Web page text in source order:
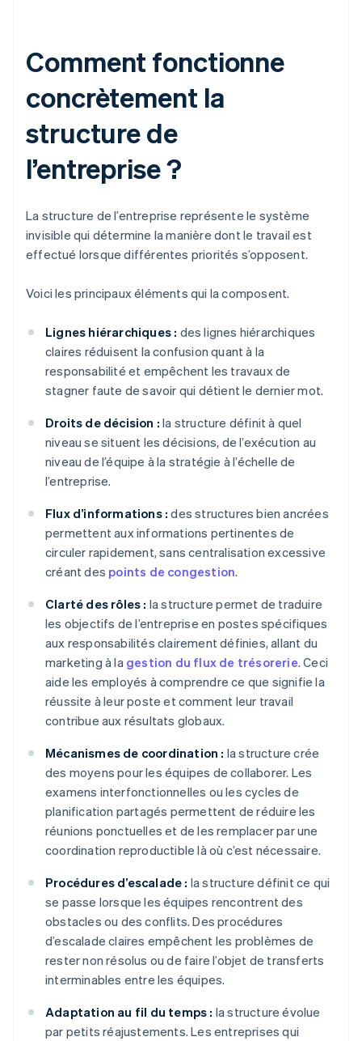
Comment fonctionne
concrètement la
structure de
l’entreprise ?
La structure de l’entreprise représente le système
invisible qui détermine la manière dont le travail est
effectué lorsque différentes priorités s’opposent.
Voici les principaux éléments qui la composent.
Lignes hiérarchiques : des lignes hiérarchiques
claires réduisent la confusion quant à la
responsabilité et empêchent les travaux de
stagner faute de savoir qui détient le dernier mot.
Droits de décision : la structure définit à quel
niveau se situent les décisions, de l’exécution au
niveau de l’équipe à la stratégie à l’échelle de
l’entreprise.
Flux d’informations : des structures bien ancrées
permettent aux informations pertinentes de
circuler rapidement, sans centralisation excessive
créant des points de congestion.
Clarté des rôles : la structure permet de traduire
les objectifs de l’entreprise en postes spécifiques
aux responsabilités clairement définies, allant du
marketing à la gestion du flux de trésorerie. Ceci
aide les employés à comprendre ce que signifie la
réussite à leur poste et comment leur travail
contribue aux résultats globaux.
Mécanismes de coordination : la structure crée
des moyens pour les équipes de collaborer. Les
examens interfonctionnelles ou les cycles de
planification partagés permettent de réduire les
réunions ponctuelles et de les remplacer par une
coordination reproductible là où c’est nécessaire.
Procédures d’escalade : la structure définit ce qui
se passe lorsque les équipes rencontrent des
obstacles ou des conflits. Des procédures
d’escalade claires empêchent les problèmes de
rester non résolus ou de faire l’objet de transferts
interminables entre les équipes.
Adaptation au fil du temps : la structure évolue
par petits réajustements. Les entreprises qui